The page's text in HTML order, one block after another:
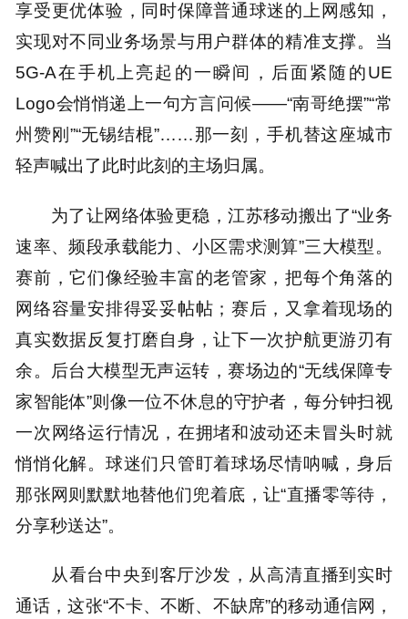
享受更优体验，同时保障普通球迷的上网感知，
实现对不同业务场景与用户群体的精准支撑。当
5G-A在手机上亮起的一瞬间，后面紧随的UE
Logo会悄悄递上一句方言问候——“南哥绝摆”“常
州赞刚”“无锡结棍”……那一刻，手机替这座城市
轻声喊出了此时此刻的主场归属。
为了让网络体验更稳，江苏移动搬出了“业务
速率、频段承载能力、小区需求测算”三大模型。
赛前，它们像经验丰富的老管家，把每个角落的
网络容量安排得妥妥帖帖；赛后，又拿着现场的
真实数据反复打磨自身，让下一次护航更游刃有
余。后台大模型无声运转，赛场边的“无线保障专
家智能体”则像一位不休息的守护者，每分钟扫视
一次网络运行情况，在拥堵和波动还未冒头时就
悄悄化解。球迷们只管盯着球场尽情呐喊，身后
那张网则默默地替他们兜着底，让“直播零等待，
分享秒送达”。
从看台中央到客厅沙发，从高清直播到实时
通话，这张“不卡、不断、不缺席”的移动通信网，